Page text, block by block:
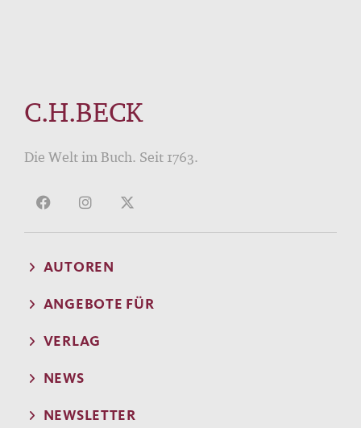
C.H.BECK
Die Welt im Buch. Seit 1763.
AUTOREN
ANGEBOTE FÜR
VERLAG
NEWS
NEWSLETTER